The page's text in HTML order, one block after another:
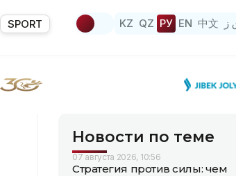
SPORT KZ QZ РУ EN 中文 ز
Новости по теме
07 августа 2026, 10:56
Стратегия против силы: чем